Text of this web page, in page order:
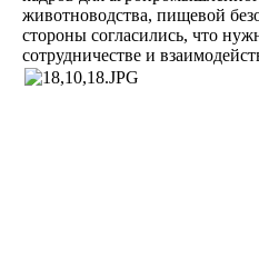
животноводства, пищевой
стороны согласились, что
сотрудничестве и